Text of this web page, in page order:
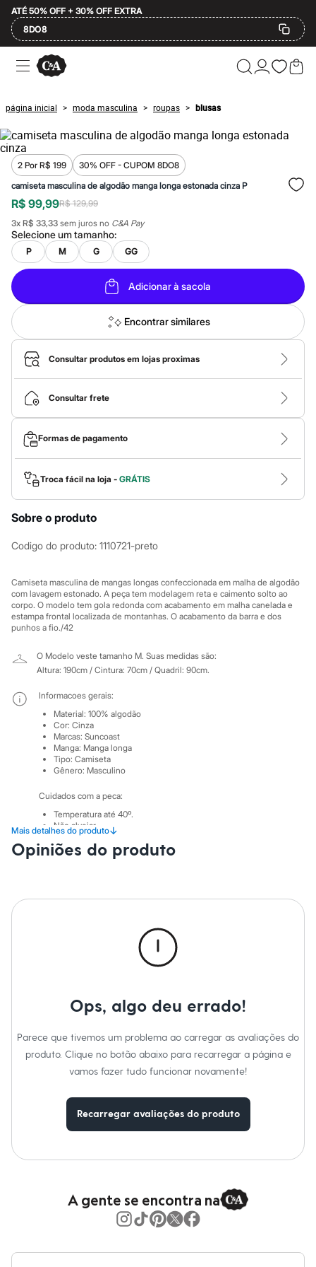
ATÉ 50% OFF + 30% OFF EXTRA
8DO8
Ofertas
Compre por Departamento
Masculino
Infantil
Calçados
Plus Size
2 calçados por R$189
2 peças por R$199
3 lingeries por R$99
3 itens de beleza por R$129
Até 20% off
Até 40% off
Até 60% off
A partir de 60% off
Feminino
Em alta
Inverno
Alfaiataria
Novidades
Roupas
Blusas e Camisetas
Básicos
Calças
Casacos e Jaquetas
Jeans
Macacões
Saias
Shorts e Bermudas
Vestidos
Acessórios
Bolsas
Bonés e Chapéus
Bijoux
Cintos
Óculos
Relógios
Botas
Sandálias
Sapatilhas
Tênis
Marcas
City
Clock House
Mindset
Sawary
Yessica
Moda esportiva
Acessórios
Blusas
Calçados
Leggings
Shorts e Bermudas
Moda íntima
Calcinhas
Cintas e Modeladores
Meias
Pijamas
Sutiãs e Tops
Saídas de praia
Personagens
Shorts e Saias
Masculino
Em alta
Dia dos Pais
Camisetas e Regatas
Casacos e Jaquetas
Bolsas e Mochilas
Carteiras
Óculos
página inicial > moda masculina > roupas > blusas
2 Por R$ 199
30% OFF - CUPOM 8DO8
camiseta masculina de algodão manga longa estonada cinza P
R$ 99,99R$ 129,99
3x R$ 33,33 sem juros no C&A Pay
Selecione umtamanho:
P M G GG
Adicionar à sacola
Encontrar similares
Consultar produtos em lojas proximas
Consultar frete
Formas de pagamento
Troca fácil na loja - GRÁTIS
Sobre o produto
Codigo do produto: 1110721-preto
Camiseta masculina de mangas longas confeccionada em malha de algodão
com lavagem estonado. A peça tem modelagem reta e caimento solto ao
corpo. O modelo tem gola redonda com acabamento em malha canelada e
estampa frontal localizada de montanhas. O acabamento da barra e dos
punhos a fio./42
O Modelo veste tamanho M. Suas medidas são:
Altura: 190cm / Cintura: 70cm / Quadril: 90cm.
Mais detalhes do produto↓
Informacoes gerais:
Material: 100% algodão
Cor: Cinza
Marcas: Suncoast
Manga: Manga longa
Tipo: Camiseta
Gênero: Masculino
Cuidados com a peca:
Temperatura até 40º.
Não alvejar.
Não secar em secadora.
Secar na vertical.
Passar em temperatura média.
Opiniões do produto
Ops, algo deu errado!
Parece que tivemos um problema ao carregar as avaliações do
produto. Clique no botão abaixo para recarregar a página e
vamos fazer tudo funcionar novamente!
Recarregar avaliações do produto
A gente se encontra na